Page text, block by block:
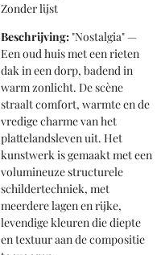
Zonder lijst
Beschrijving:"Nostalgia" —
Een oud huis met een rieten
dak in een dorp, badend in
warm zonlicht. De scène
straalt comfort, warmte en de
vredige charme van het
plattelandsleven uit. Het
kunstwerk is gemaakt met een
volumineuze structurele
schildertechniek, met
meerdere lagen en rijke,
levendige kleuren die diepte
en textuur aan de compositie